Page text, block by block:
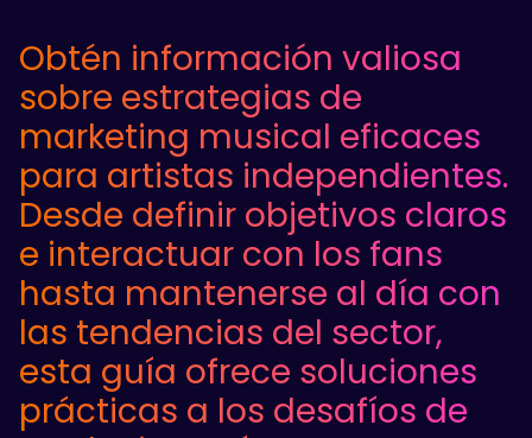
Obtén información valiosa
sobre estrategias de
marketing musical eficaces
para artistas independientes.
Desde definir objetivos claros
e interactuar con los fans
hasta mantenerse al día con
las tendencias del sector,
esta guía ofrece soluciones
prácticas a los desafíos de